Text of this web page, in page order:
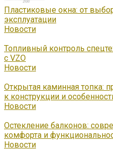
Пластиковые окна: от
эксплуатации
Новости
Топливный контроль
с VZO
Новости
Открытая каминная топка:
к конструкции и
Новости
Остекление балконов:
комфорта и
Новости